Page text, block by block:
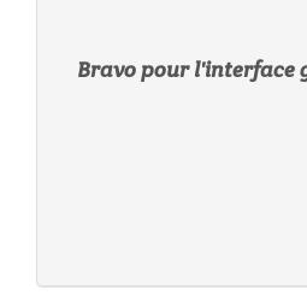
Bravo pour l'interface